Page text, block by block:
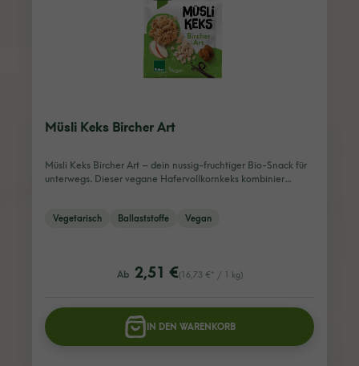
Müsli Keks Bircher Art
Vegetarisch Ballaststoffe Vegan
Müsli Keks Bircher Art – dein nussig-fruchtiger Bio-Snack für
unterwegs. Dieser vegane Hafervollkornkeks kombinier…
(16,73 €* / 1 kg)
listing.regularPriceLabel
Ab 2,51 €
IN DEN WARENKORB